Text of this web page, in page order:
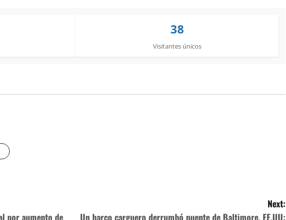
38
Visitantes únicos
por aumento de
Next:
Un barco carguero derrumbó puente de Baltimore, EE.UU: